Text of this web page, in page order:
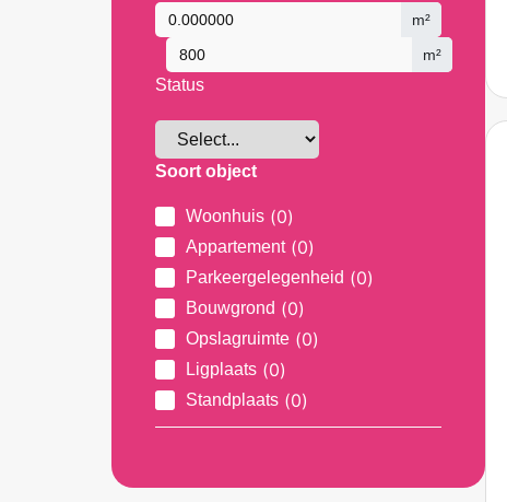
m²
m²
Status
Soort object
Woonhuis (0)
Appartement (0)
Parkeergelegenheid (0)
Bouwgrond (0)
Opslagruimte (0)
Ligplaats (0)
Standplaats (0)